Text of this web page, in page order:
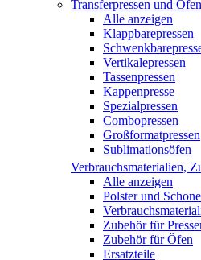
Transferpressen und Öfen
Alle anzeigen
Klappbarepressen
Vertikalepressen
Tassenpressen
Kappenpresse
Spezialpressen
Combopressen
Großformatpressen
Sublimationsöfen
Verbrauchsmaterialien,
Alle anzeigen
Polster und
Zubehör für
Zubehör für Öfen
Ersatzteile